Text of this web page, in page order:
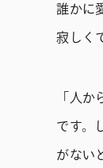
誰かに
寂しく
「人
です。
がない